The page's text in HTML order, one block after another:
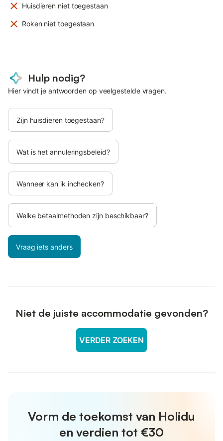
Huisdieren niet toegestaan
Roken niet toegestaan
Hulp nodig?
Hier vindt je antwoorden op veelgestelde vragen.
Zijn huisdieren toegestaan?
Wat is het annuleringsbeleid?
Wanneer kan ik inchecken?
Welke betaalmethoden zijn beschikbaar?
Vraag iets anders
Niet de juiste accommodatie gevonden?
VERDER ZOEKEN
Vorm de toekomst van Holidu
en verdien tot €30